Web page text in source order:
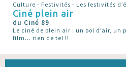
Culture - Festivités - Les festivités
Ciné plein air
du Ciné 89
Le ciné de plein air : un bol d’air, un
film... rien de tel !!